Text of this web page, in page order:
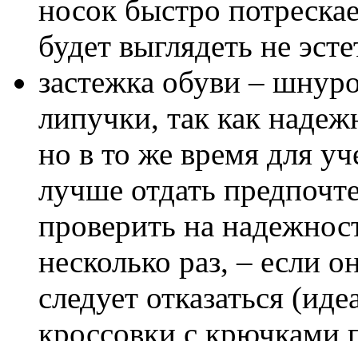
носок быстро
будет выглядеть не
застежка обуви –
липучки, так как
но в то же время для
лучше отдать
проверить на
несколько раз, – если
следует отказаться
кроссовки с